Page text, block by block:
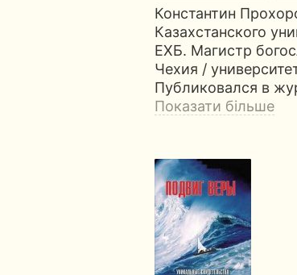
Константин
Казахстанского
ЕХБ. Магистр
Чехия /
Публиковался в
Показати більше